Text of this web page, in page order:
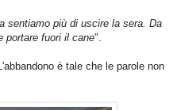
sentiamo più di uscire la sera. Da
portare fuori il cane".
è tale che le parole non